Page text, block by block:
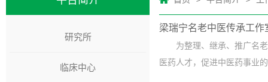
研究所
临床中心
梁瑞宁名老中医传承工作
为整理、继承、推广名
医药人才，促进中医药事业